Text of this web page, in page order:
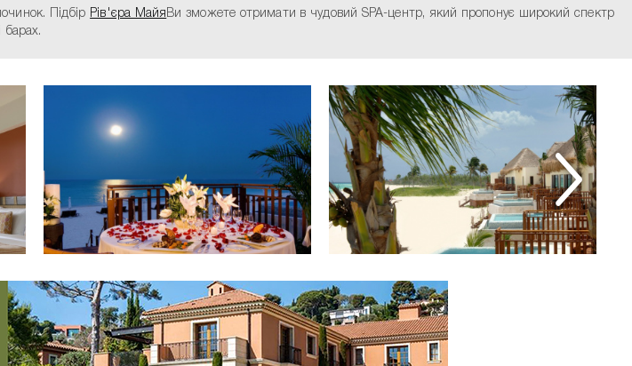
Підбір Рів'єра Майя Ви зможете отримати в чудовий SPA-центр, який пропонує широкий спектр
барах.